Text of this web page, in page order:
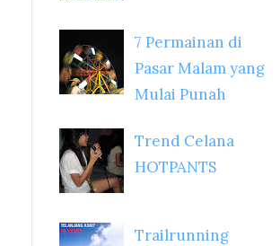
7 Permainan di
Pasar Malam yang
Mulai Punah
Trend Celana
HOTPANTS
Trailrunning